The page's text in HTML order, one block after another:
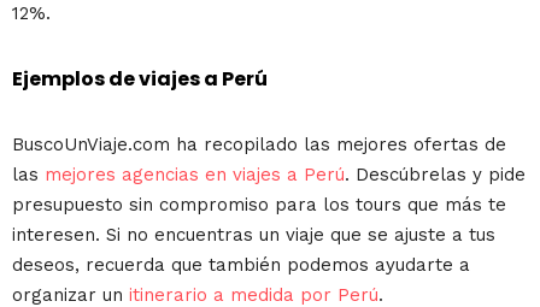
12%.
Ejemplos de viajes a Perú
BuscoUnViaje.com ha recopilado las mejores ofertas de
las mejores agencias en viajes a Perú. Descúbrelas y pide
presupuesto sin compromiso para los tours que más te
interesen. Si no encuentras un viaje que se ajuste a tus
deseos, recuerda que también podemos ayudarte a
organizar un itinerario a medida por Perú.